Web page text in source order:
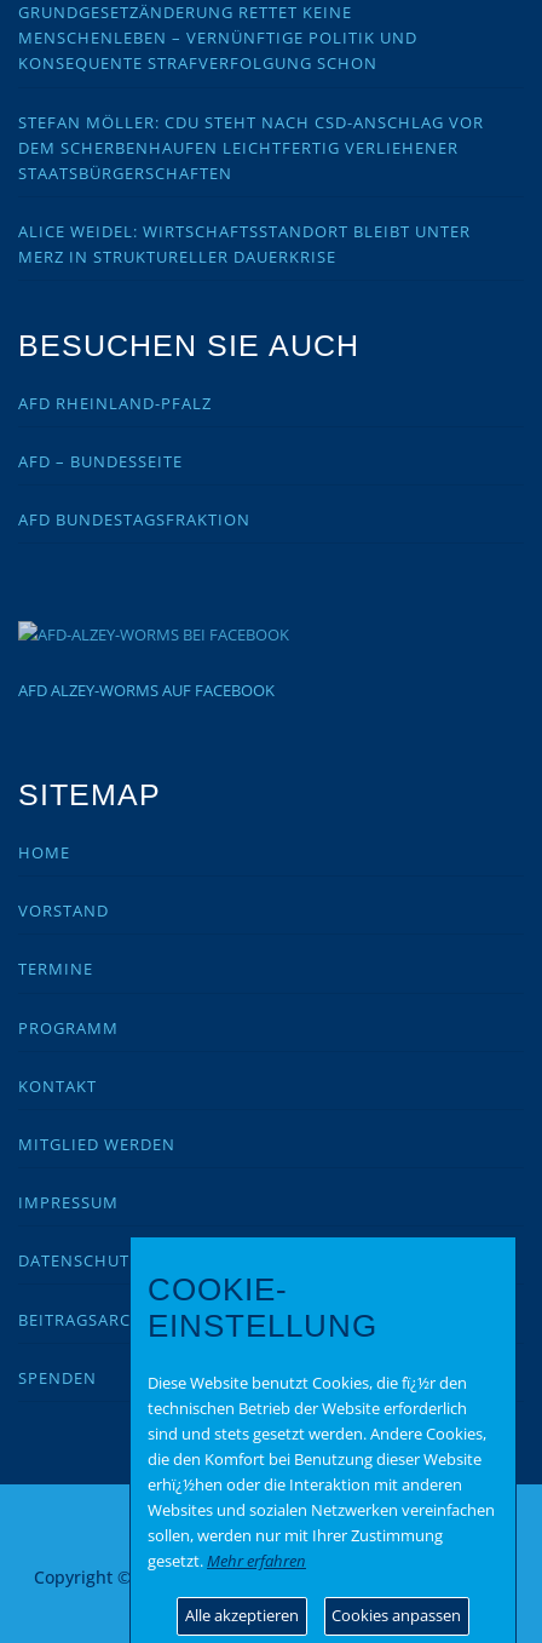
GRUNDGESETZÄNDERUNG RETTET KEINE
MENSCHENLEBEN – VERNÜNFTIGE POLITIK UND
KONSEQUENTE STRAFVERFOLGUNG SCHON
STEFAN MÖLLER: CDU STEHT NACH CSD-ANSCHLAG VOR
DEM SCHERBENHAUFEN LEICHTFERTIG VERLIEHENER
STAATSBÜRGERSCHAFTEN
ALICE WEIDEL: WIRTSCHAFTSSTANDORT BLEIBT UNTER
MERZ IN STRUKTURELLER DAUERKRISE
BESUCHEN SIE AUCH
AFD RHEINLAND-PFALZ
AFD – BUNDESSEITE
AFD BUNDESTAGSFRAKTION
AFD ALZEY-WORMS AUF FACEBOOK
SITEMAP
HOME
VORSTAND
TERMINE
PROGRAMM
KONTAKT
MITGLIED WERDEN
IMPRESSUM
DATENSCHUTZ
BEITRAGSARCHIV
SPENDEN
Copyright © 2026 AfD Alzey Worms
FameThemes
COOKIE-
EINSTELLUNG
Diese Website benutzt Cookies, die fï¿½r den
technischen Betrieb der Website erforderlich
sind und stets gesetzt werden. Andere Cookies,
die den Komfort bei Benutzung dieser Website
erhï¿½hen oder die Interaktion mit anderen
Websites und sozialen Netzwerken vereinfachen
sollen, werden nur mit Ihrer Zustimmung
gesetzt.Mehr erfahren
Alle akzeptieren Cookies anpassen